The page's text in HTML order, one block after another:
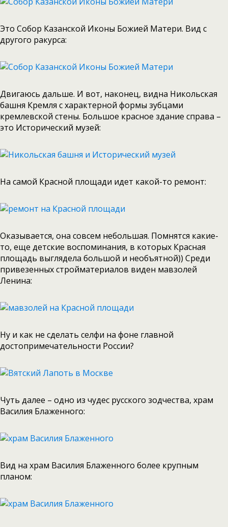
Это Собор Казанской Иконы Божией Матери. Вид с
другого ракурса:
Двигаюсь дальше. И вот, наконец, видна Никольская
башня Кремля с характерной формы зубцами
кремлевской стены. Большое красное здание справа –
это Исторический музей:
На самой Красной площади идет какой-то ремонт:
Оказывается, она совсем небольшая. Помнятся какие-
то, еще детские воспоминания, в которых Красная
площадь выглядела большой и необъятной)) Среди
привезенных стройматериалов виден мавзолей
Ленина:
Ну и как не сделать селфи на фоне главной
достопримечательности России?
Чуть далее – одно из чудес русского зодчества, храм
Василия Блаженного:
Вид на храм Василия Блаженного более крупным
планом: